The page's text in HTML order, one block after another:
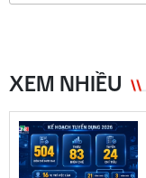
XEM NHIỀU